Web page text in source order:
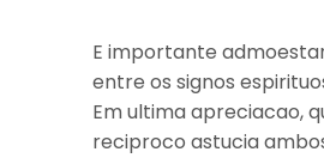
E importante
entre os signos
Em ultima apreciacao,
reciproco astucia